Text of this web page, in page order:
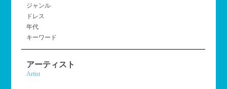
ジャンル
ドレス
年代
キーワード
アーティスト
Artist